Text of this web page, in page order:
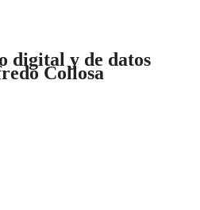
digital y de datos
Collosa